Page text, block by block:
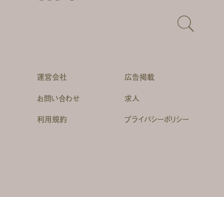
運営会社
広告掲載
お問い合わせ
求人
利用規約 プライバシーポリシー